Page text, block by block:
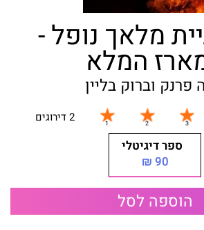
מלאך נופל -
המלא
פרנק וברוק בליין
2 דירוגים
ספר דיגיטלי
90 ₪
הוספה לסל